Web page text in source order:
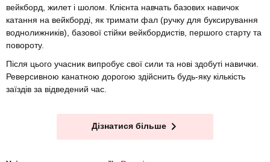
вейкборд, жилет і шолом. Клієнта навчать базових навичок
катання на вейкборді, як тримати фал (ручку для буксирування
воднолижників), базової стійки вейкбордистів, першого старту та
повороту.
Після цього учасник випробує свої сили та нові здобуті навички.
Реверсивною канатною дорогою здійснить будь-яку кількість
заїздів за відведений час.
Дізнатися більше